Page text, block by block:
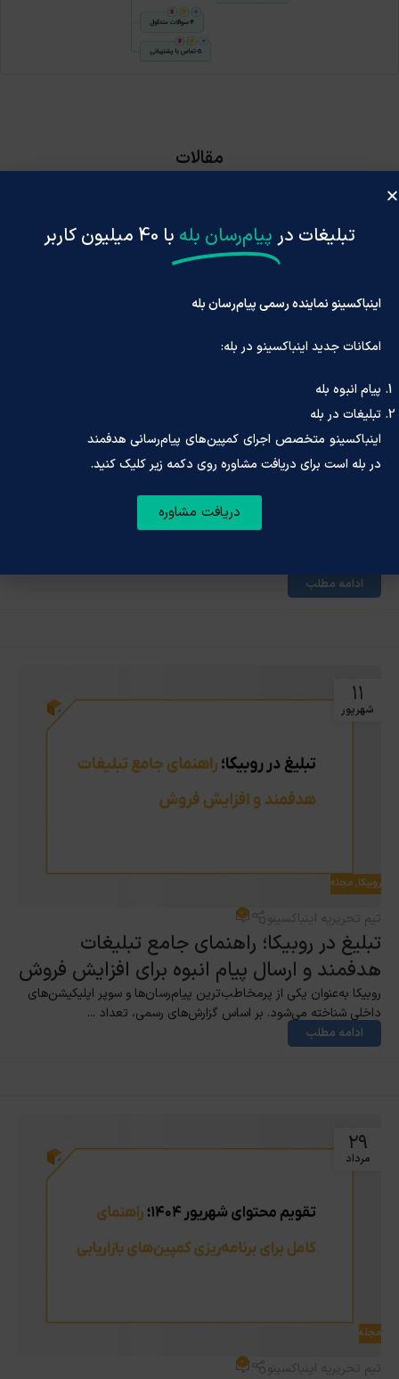
مقالات
۱۶
مجله,
تیم تحریریه اینباکسینو ۰
راهنمای کامل تبلیغات در بله؛ از ارسال پیام
انبوه تا چت مارکتینگ
ادامه مطلب
۱۱
شهریور
روبیکا,مجله
تیم تحریریه اینباکسینو ۰
تبلیغ در روبیکا؛ راهنمای جامع تبلیغات
هدفمند و ارسال پیام انبوه برای افزایش فروش
روبیکا به‌عنوان یکی از پرمخاطب‌ترین پیام‌رسان‌ها و سوپر اپلیکیشن‌های
داخلی شناخته می‌شود. بر اساس گزارش‌های رسمی، تعداد ...
ادامه مطلب
۲۹
مرداد
مجله
تیم تحریریه اینباکسینو ۰
تبلیغات در پیام‌رسان بله با 40 میلیون کاربر
اینباکسینو نماینده رسمی پیام‌رسان بله
امکانات جدید اینباکسینو در بله:
پیام انبوه بله
تبلیغات در بله
اینباکسینو متخصص اجرای کمپین‌های پیام‌رسانی هدفمند
در بله است برای دریافت مشاوره روی دکمه زیر کلیک کنید.
دریافت مشاوره